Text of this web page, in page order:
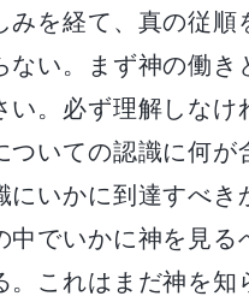
みを経て、真の従順
ない。まず神の働き
い。必ず理解しなけ
ついての認識に何が
にいかに到達すべき
中でいかに神を見る
。これはまだ神を知